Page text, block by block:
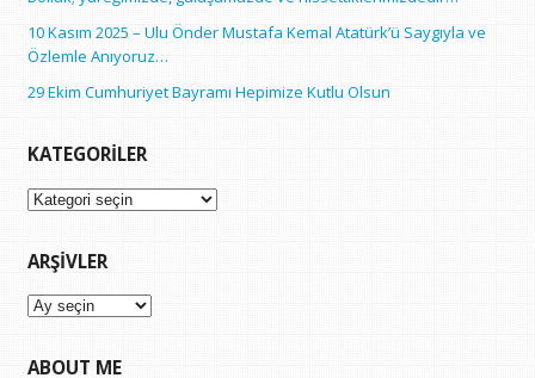
10 Kasım 2025 – Ulu Önder Mustafa Kemal Atatürk’ü Saygıyla ve
Özlemle Anıyoruz…
29 Ekim Cumhuriyet Bayramı Hepimize Kutlu Olsun
KATEGORILER
Kategoriler
ARŞIVLER
Arşivler
ABOUT ME